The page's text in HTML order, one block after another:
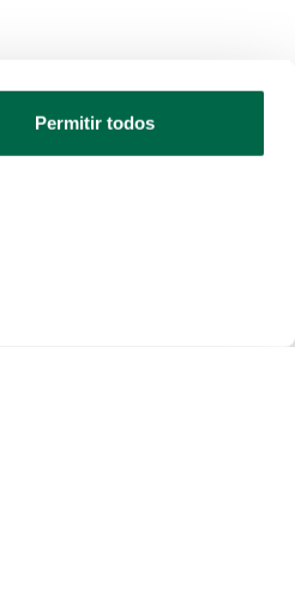
Permitir todos